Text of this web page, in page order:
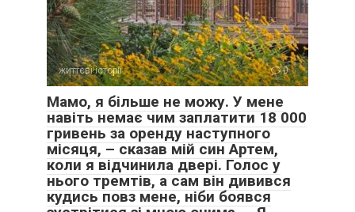
життєві історії 0
Мамо, я більше не можу. У мене
навіть немає чим заплатити 18 000
гривень за оренду наступного
місяця, – сказав мій син Артем,
коли я відчинила двері. Голос у
нього тремтів, а сам він дивився
кудись повз мене, ніби боявся